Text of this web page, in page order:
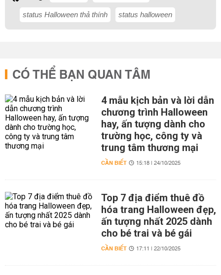
status Halloween thả thính status halloween
CÓ THỂ BẠN QUAN TÂM
4 mẫu kịch bản và lời dẫn
chương trình Halloween
hay, ấn tượng dành cho
trường học, công ty và
trung tâm thương mại
CẦN BIẾT 15:18 | 24/10/2025
Top 7 địa điểm thuê đồ
hóa trang Halloween đẹp,
ấn tượng nhất 2025 dành
cho bé trai và bé gái
CẦN BIẾT 17:11 | 22/10/2025